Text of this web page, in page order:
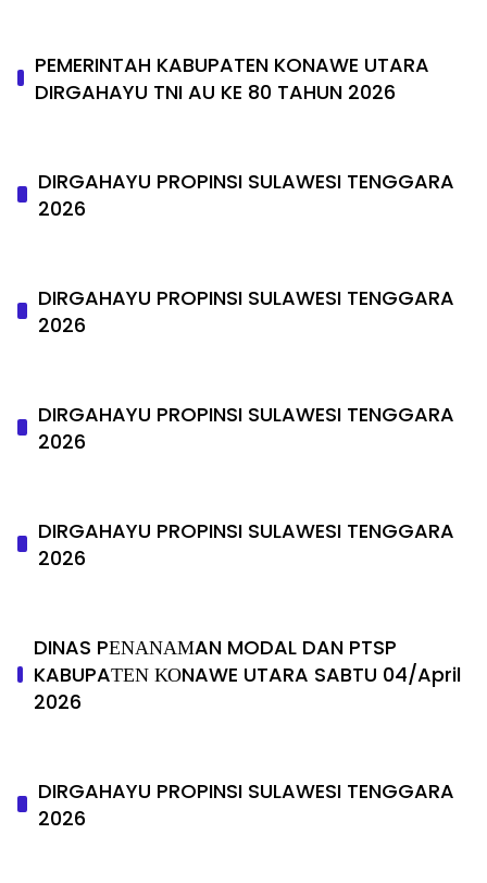
PEMERINTAH KABUPATEN KONAWE UTARA
DIRGAHAYU TNI AU KE 80 TAHUN 2026
DIRGAHAYU PROPINSI SULAWESI TENGGARA
2026
DIRGAHAYU PROPINSI SULAWESI TENGGARA
2026
DIRGAHAYU PROPINSI SULAWESI TENGGARA
2026
DIRGAHAYU PROPINSI SULAWESI TENGGARA
2026
DINAS PΕΝΑΝΑΜAN MODAL DAN PTSP
KABUPAΤΕΝ ΚΟNAWE UTARA SABTU 04/April
2026
DIRGAHAYU PROPINSI SULAWESI TENGGARA
2026